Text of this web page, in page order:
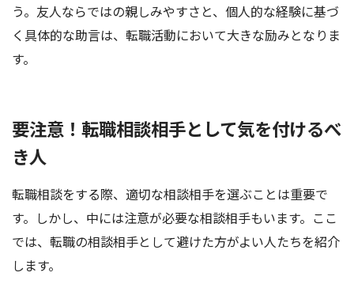
う。友人ならではの親しみやすさと、個人的な経験に基づ
く具体的な助言は、転職活動において大きな励みとなりま
す。
要注意！転職相談相手として気を付けるべ
き人
転職相談をする際、適切な相談相手を選ぶことは重要で
す。しかし、中には注意が必要な相談相手もいます。ここ
では、転職の相談相手として避けた方がよい人たちを紹介
します。